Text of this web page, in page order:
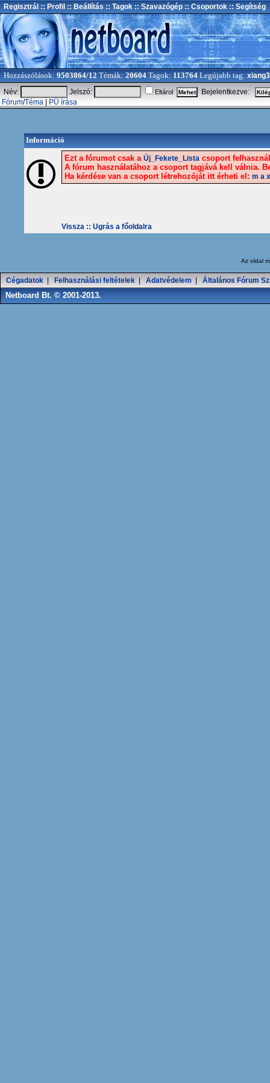
Regisztrál :: Profil :: Beállítás :: Tagok :: Szavazógép :: Csoportok :: Segítség
Hozzászólások: 9503864/12 Témák: 20604 Tagok: 113764 Legújabb tag:
Név:
Jelszó: Eltárol
Bejelentkezve:
Fórum/Téma PÜ írása
Információ
Ezt a fórumot csak a Új_Fekete_Lista csoport
A fórum használatához a csoport tagjává kell válnia.
Ha kérdése van a csoport létrehozóját itt érheti el: m a x
Vissza :: Ugrás a főoldalra
Az oldal
Cégadatok Felhasználási feltételek Adatvédelem Általános Fórum
Netboard Bt. © 2001-2013.